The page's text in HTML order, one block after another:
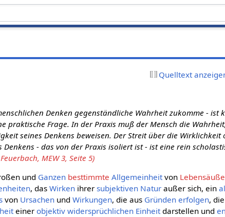
Quelltext
Denken gegenständliche Wahrheit zukomme - ist
praktische Frage. In der Praxis muß der Mensch die
seines Denkens beweisen. Der Streit über die Wirklichkeit
Denkens - das von der Praxis isoliert ist - ist eine rein
MEW 3, Seite 5)
und Ganzen besttimmte Allgemeinheitvon
, dasWirken ihrersubjektiven Natur außer sich, ein
von Ursachen undWirkungen, die aus Gründen erfolgen,
einerobjektiv widersprüchlichen Einheitdarstellen und